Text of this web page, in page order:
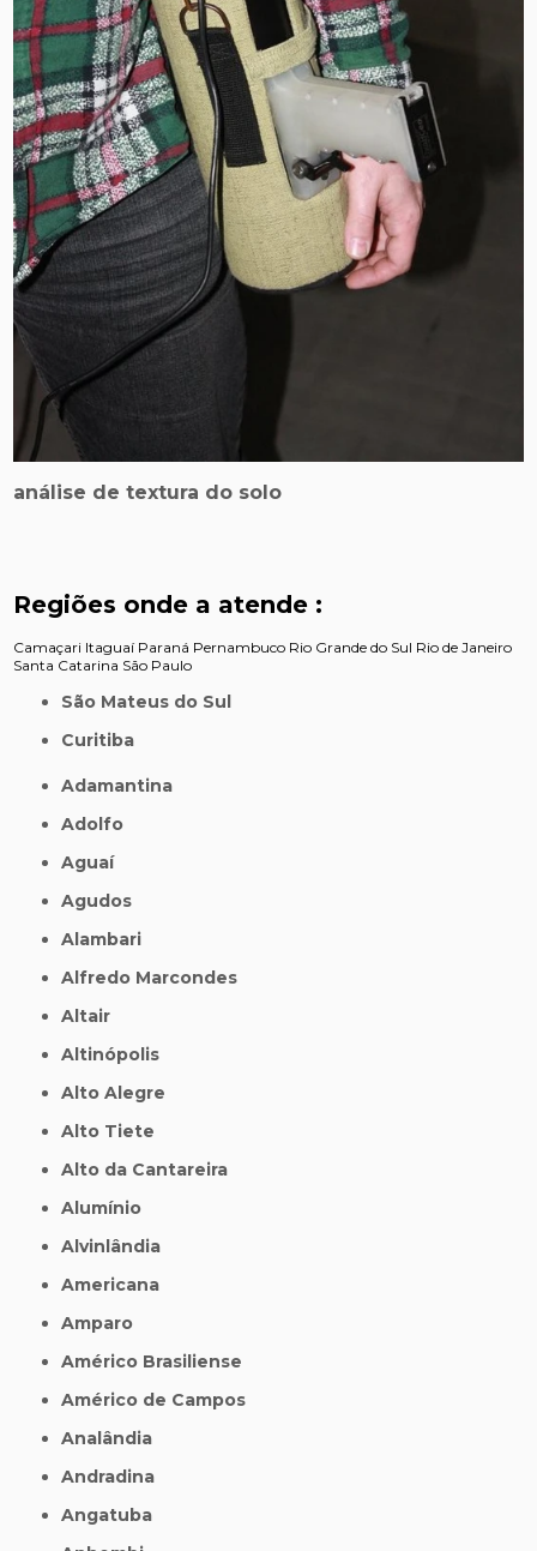
análise de textura do solo
Regiões onde a atende :
Camaçari Itaguaí Paraná Pernambuco Rio Grande do Sul Rio de Janeiro
Santa Catarina São Paulo
São Mateus do Sul
Curitiba
Adamantina
Adolfo
Aguaí
Agudos
Alambari
Alfredo Marcondes
Altair
Altinópolis
Alto Alegre
Alto Tiete
Alto da Cantareira
Alumínio
Alvinlândia
Americana
Amparo
Américo Brasiliense
Américo de Campos
Analândia
Andradina
Angatuba